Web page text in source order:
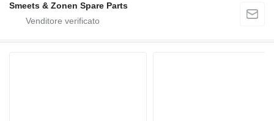
Smeets & Zonen Spare Parts